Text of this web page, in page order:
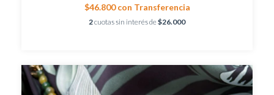
$46.800con Transferencia
2cuotas sin interés de$26.000